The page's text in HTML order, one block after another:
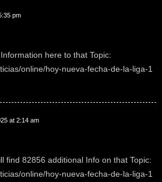
pm
here to that Topic:
online/hoy-nueva-fecha-de-la-liga-1
at 2:14 am
find 82856 additional Info on that Topic:
online/hoy-nueva-fecha-de-la-liga-1